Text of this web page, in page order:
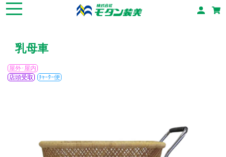
乳母車
屋外･屋内
店頭受取
ﾁｬｰﾀｰ便